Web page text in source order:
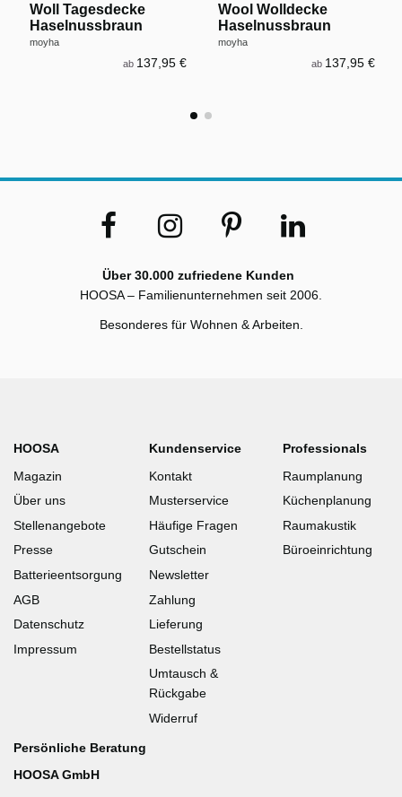
Woll Tagesdecke
Haselnussbraun
moyha
ab 137,95 €
Wool Wolldecke
Haselnussbraun
moyha
ab 137,95 €
Über 30.000 zufriedene Kunden
HOOSA – Familienunternehmen seit 2006.
Besonderes für Wohnen & Arbeiten.
HOOSA
Magazin
Über uns
Stellenangebote
Presse
Batterieentsorgung
AGB
Datenschutz
Impressum
Kundenservice
Kontakt
Musterservice
Häufige Fragen
Gutschein
Newsletter
Zahlung
Lieferung
Bestellstatus
Umtausch &
Rückgabe
Widerruf
Professionals
Raumplanung
Küchenplanung
Raumakustik
Büroeinrichtung
Persönliche Beratung
HOOSA GmbH